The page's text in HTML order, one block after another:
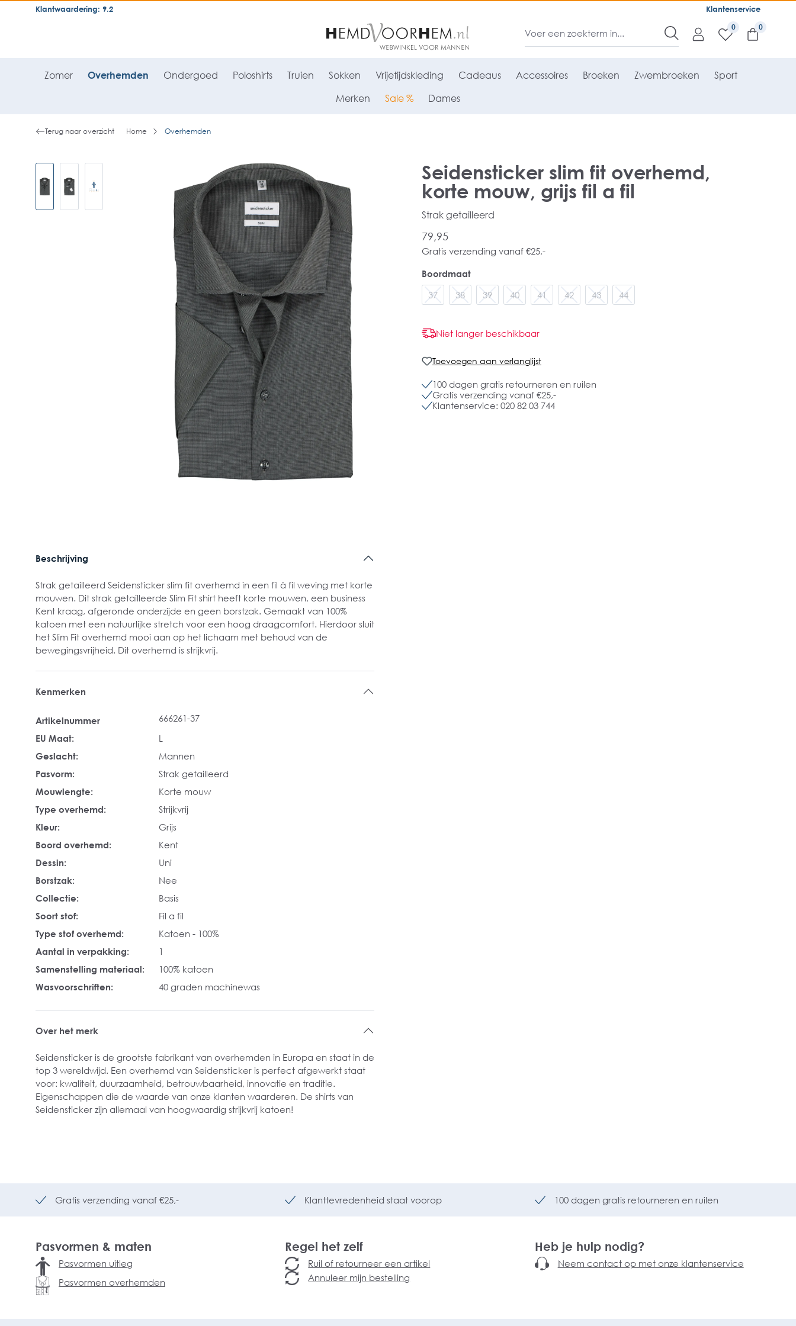
general.skipToNavigation Klantenservice
Klantwaardering: 9.2
0
Zomer Overhemden Ondergoed Poloshirts Truien Sokken Vrijetijdskleding Cadeaus Accessoires Broeken Zwembroeken Sport
Merken Sale % Dames
Terug naar overzicht Home Overhemden
Seidensticker slim fit overhemd,
korte mouw, grijs fil a fil
Strak getailleerd
79,95
Gratis verzending vanaf €25,-
Boordmaat
37
38 39 40 41 42 43 44
Niet langer beschikbaar
Toevoegen aan verlanglijst
100 dagen gratis retourneren en ruilen
Gratis verzending vanaf €25,-
Klantenservice: 020 82 03 744
Beschrijving
Strak getailleerd Seidensticker slim fit overhemd in een fil à fil weving met korte
mouwen. Dit strak getailleerde Slim Fit shirt heeft korte mouwen, een business
Kent kraag, afgeronde onderzijde en geen borstzak. Gemaakt van 100%
katoen met een natuurlijke stretch voor een hoog draagcomfort. Hierdoor sluit
het Slim Fit overhemd mooi aan op het lichaam met behoud van de
bewegingsvrijheid. Dit overhemd is strijkvrij.
Kenmerken
Artikelnummer
666261-37
EU Maat:
L
Geslacht:
Mannen
Pasvorm:
Strak getailleerd
Mouwlengte:
Korte mouw
Type overhemd:
Strijkvrij
Kleur:
Grijs
Boord overhemd:
Kent
Dessin:
Uni
Borstzak:
Nee
Collectie:
Basis
Soort stof:
Fil a fil
Type stof overhemd:
Katoen - 100%
Aantal in verpakking:
1
Samenstelling materiaal:
100% katoen
Wasvoorschriften:
40 graden machinewas
Over het merk
Seidensticker is de grootste fabrikant van overhemden in Europa en staat in de
top 3 wereldwijd. Een overhemd van Seidensticker is perfect afgewerkt staat
voor: kwaliteit, duurzaamheid, betrouwbaarheid, innovatie en traditie.
Eigenschappen die de waarde van onze klanten waarderen. De shirts van
Seidensticker zijn allemaal van hoogwaardig strijkvrij katoen!
Gratis verzending vanaf €25,- Klanttevredenheid staat voorop 100 dagen gratis retourneren en ruilen
Pasvormen & maten
Pasvormen uitleg
Pasvormen overhemden
Regel het zelf
Ruil of retourneer een artikel
Annuleer mijn bestelling
Heb je hulp nodig?
Neem contact op met onze klantenservice